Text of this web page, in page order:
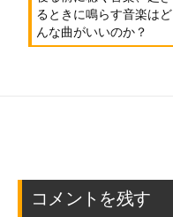
るときに鳴らす音楽はど
んな曲がいいのか？
コメントを残す